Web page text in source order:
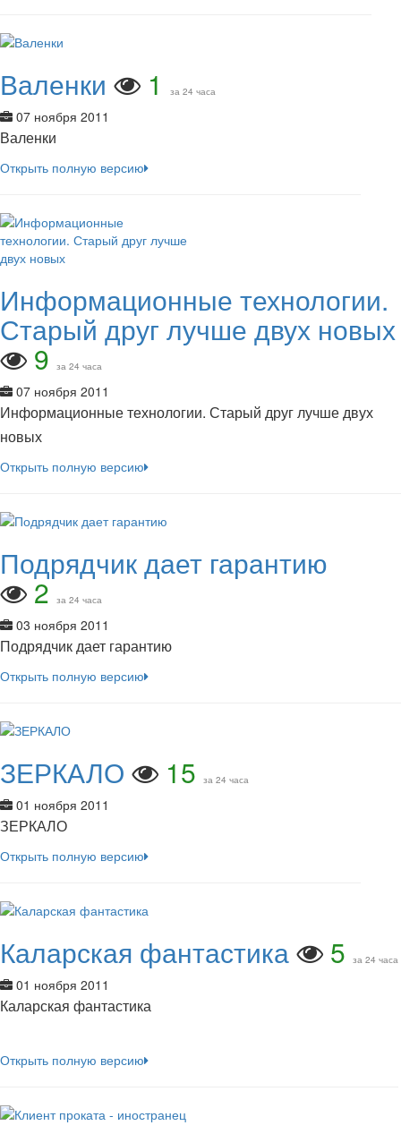
Валенки 1 за 24 часа
07 ноября 2011
Валенки
Открыть полную версию
Информационные технологии.
Старый друг лучше двух новых
9 за 24 часа
07 ноября 2011
Информационные технологии. Старый друг лучше двух
новых
Открыть полную версию
Подрядчик дает гарантию
2 за 24 часа
03 ноября 2011
Подрядчик дает гарантию
Открыть полную версию
ЗЕРКАЛО 15 за 24 часа
01 ноября 2011
ЗЕРКАЛО
Открыть полную версию
Каларская фантастика 5 за 24 часа
01 ноября 2011
Каларская фантастика
Открыть полную версию